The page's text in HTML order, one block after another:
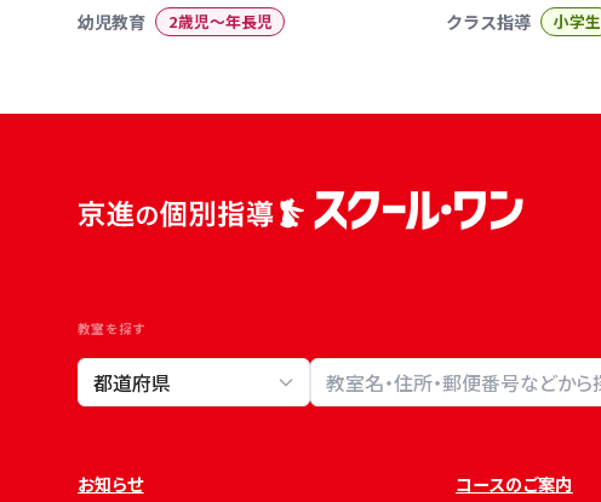
幼児教育 2歳児〜年長児 クラス指導 小学生
教室を探す
教室検索
お知らせ コースのご案内